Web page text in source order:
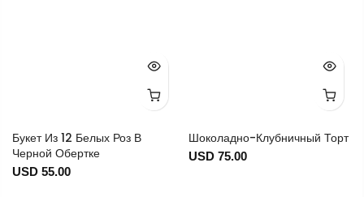
Букет Из 12 Белых Роз В
Черной Обертке
USD 55.00
Шоколадно-Клубничный Торт
USD 75.00